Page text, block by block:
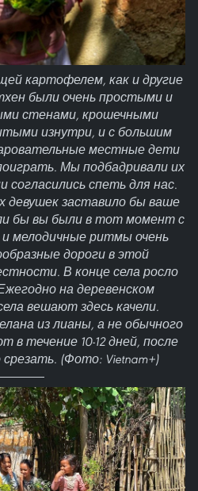
картофелем, как и другие
были очень простыми и
стенами, крошечными
изнутри, и с большим
местные дети
Мы подбадривали их
согласились спеть для нас.
девушек заставило бы ваше
бы вы были в тот момент с
мелодичные ритмы очень
дороги в этой
В конце села росло
на деревенском
вешают здесь качели.
из лианы, а не обычного
в течение 10-12 дней, после
срезать. (Фото: Vietnam+)